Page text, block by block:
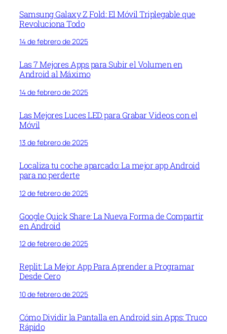
Samsung Galaxy Z Fold: El Móvil Triplegable que
Revoluciona Todo
14 de febrero de 2025
Las 7 Mejores Apps para Subir el Volumen en
Android al Máximo
14 de febrero de 2025
Las Mejores Luces LED para Grabar Videos con el
Móvil
13 de febrero de 2025
Localiza tu coche aparcado: La mejor app Android
para no perderte
12 de febrero de 2025
Google Quick Share: La Nueva Forma de Compartir
en Android
12 de febrero de 2025
Replit: La Mejor App Para Aprender a Programar
Desde Cero
10 de febrero de 2025
Cómo Dividir la Pantalla en Android sin Apps: Truco
Rápido